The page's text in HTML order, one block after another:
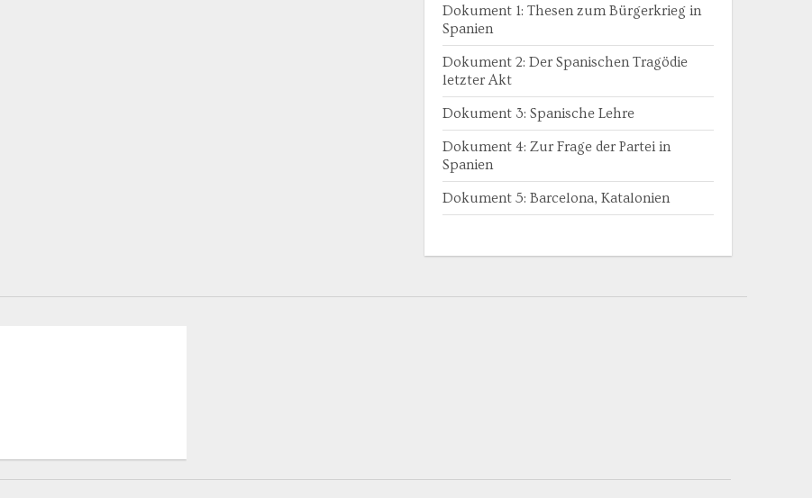
Dokument 1: Thesen zum Bürgerkrieg in
Spanien
Dokument 2: Der Spanischen Tragödie
letzter Akt
Dokument 3: Spanische Lehre
Dokument 4: Zur Frage der Partei in
Spanien
Dokument 5: Barcelona, Katalonien